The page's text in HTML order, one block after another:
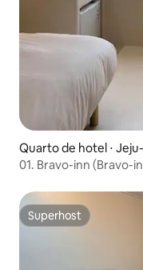
Quarto de hotel ⋅
01. Bravo-inn (Bravo-
Superhost
Superhost